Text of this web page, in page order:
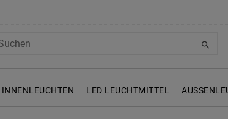
INNENLEUCHTEN LED LEUCHTMITTEL